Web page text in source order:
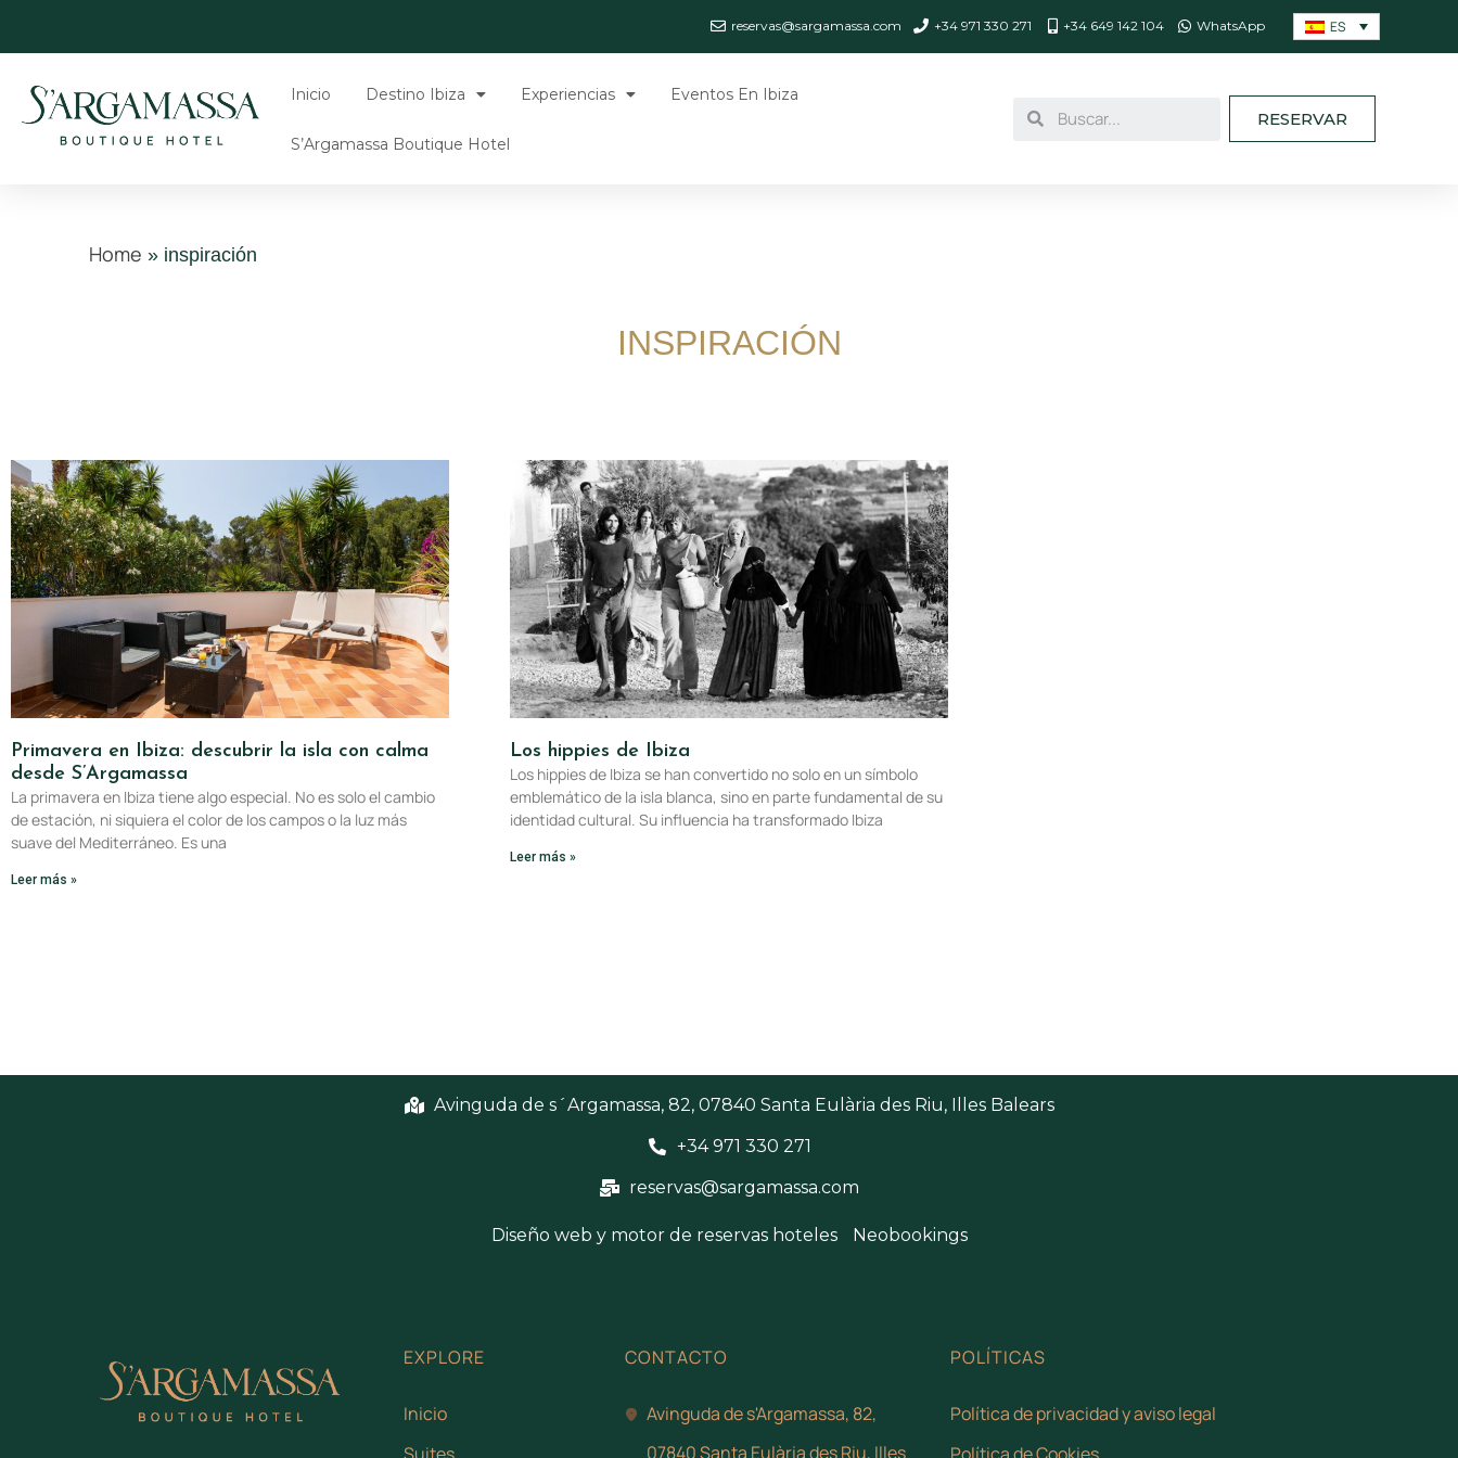
reservas@sargamassa.com +34 971 330 271 +34 649 142 104 WhatsApp ES
Inicio Destino Ibiza Experiencias Eventos En Ibiza
S’Argamassa Boutique Hotel
RESERVAR
Home » inspiración
INSPIRACIÓN
Primavera en Ibiza: descubrir la isla con calma
desde S’Argamassa
La primavera en Ibiza tiene algo especial. No es solo el cambio
de estación, ni siquiera el color de los campos o la luz más
suave del Mediterráneo. Es una
Leer más »
Los hippies de Ibiza
Los hippies de Ibiza se han convertido no solo en un símbolo
emblemático de la isla blanca, sino en parte fundamental de su
identidad cultural. Su influencia ha transformado Ibiza
Leer más »
Avinguda de s´Argamassa, 82, 07840 Santa Eulària des Riu, Illes Balears
+34 971 330 271
reservas@sargamassa.com
Diseño web y motor de reservas hoteles Neobookings
EXPLORE
Inicio
CONTACTO
Avinguda de s'Argamassa, 82,
07840 Santa Eulària des Riu, Illes
POLÍTICAS
Política de privacidad y aviso legal